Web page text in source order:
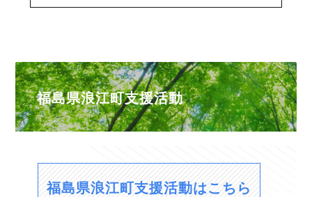
福島県浪江町支援活動
福島県浪江町支援活動はこちら